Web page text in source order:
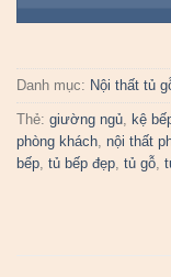
Danh mục: Nội thất tủ
Thẻ: giường ngủ, kệ
phòng khách, nội thất
bếp, tủ bếp đẹp, tủ gỗ,